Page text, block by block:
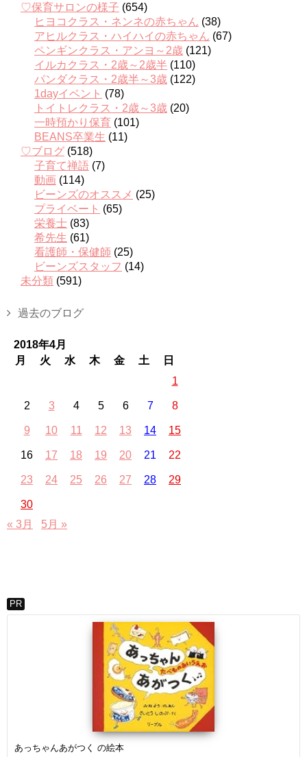
♡保育サロンの様子 (654)
ヒヨコクラス・ネンネの赤ちゃん (38)
アヒルクラス・ハイハイの赤ちゃん (67)
ペンギンクラス・アンヨ～2歳 (121)
イルカクラス・2歳～2歳半 (110)
パンダクラス・2歳半～3歳 (122)
1dayイベント (78)
トイトレクラス・2歳～3歳 (20)
一時預かり保育 (101)
BEANS卒業生 (11)
♡ブログ (518)
子育て禅語 (7)
動画 (114)
ビーンズのオススメ (25)
プライベート (65)
栄養士 (83)
希先生 (61)
看護師・保健師 (25)
ビーンズスタッフ (14)
未分類 (591)
過去のブログ
2018年4月
月
火 水 木 金 土
日
1
2 3 4 5 6 7 8
9 10 11 12 13 14 15
16 17 18 19 20 21 22
23 24 25 26 27 28 29
30
« 3月
5月 »
PR
あっちゃんあがつく の絵本